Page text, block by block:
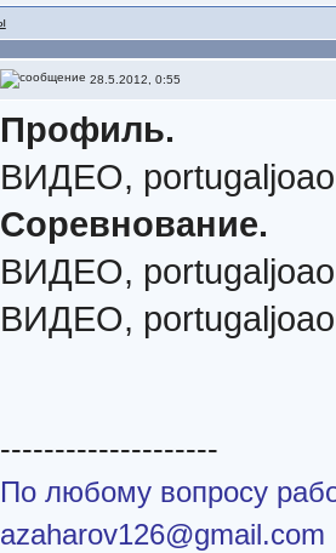
28.5.2012, 0:55
Профиль.
ВИДЕО,
Соревнование.
ВИДЕО,
ВИДЕО,
--------------------
По любому вопросу
azaharov126@gmail.com